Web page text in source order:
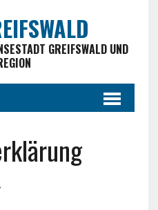
GREIFSWALD UND